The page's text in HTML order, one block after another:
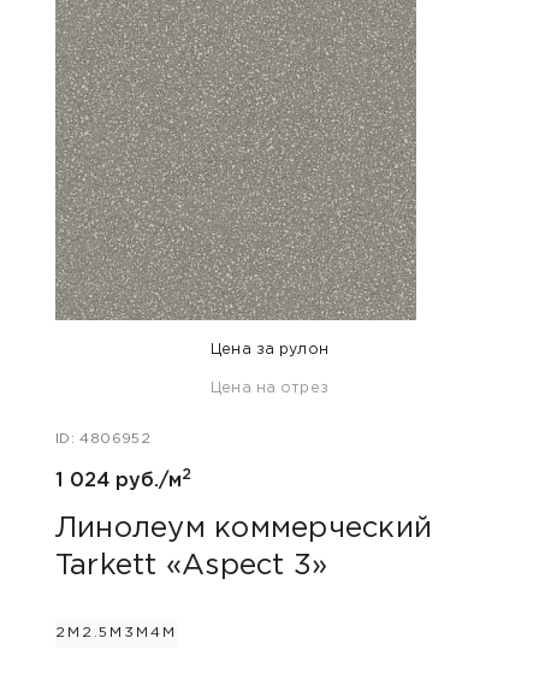
Цена за рулон
Цена на отрез
ID: 4806952
1 024 руб./м2
Линолеум коммерческий
Tarkett «Aspect 3»
2М 2.5М 3М 4М